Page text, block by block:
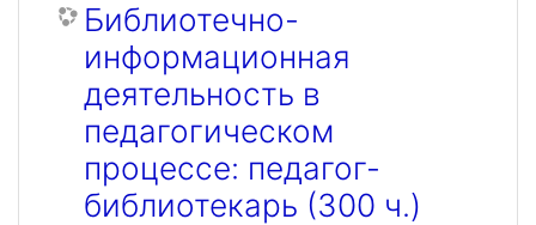
Библиотечно-
информационная
деятельность в
педагогическом
процессе: педагог-
библиотекарь (300 ч.)